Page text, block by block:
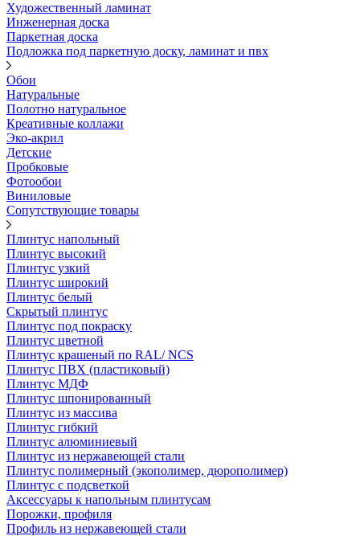
Художественный ламинат
Инженерная доска
Паркетная доска
Подложка под паркетную доску, ламинат и пвх
Обои
Натуральные
Полотно натуральное
Креативные коллажи
Эко-акрил
Детские
Пробковые
Фотообои
Виниловые
Сопутствующие товары
Плинтус напольный
Плинтус высокий
Плинтус узкий
Плинтус широкий
Плинтус белый
Скрытый плинтус
Плинтус под покраску
Плинтус цветной
Плинтус крашеный по RAL/ NCS
Плинтус ПВХ (пластиковый)
Плинтус МДФ
Плинтус шпонированный
Плинтус из массива
Плинтус гибкий
Плинтус алюминиевый
Плинтус из нержавеющей стали
Плинтус полимерный (экополимер, дюрополимер)
Плинтус с подсветкой
Аксессуары к напольным плинтусам
Порожки, профиля
Профиль из нержавеющей стали